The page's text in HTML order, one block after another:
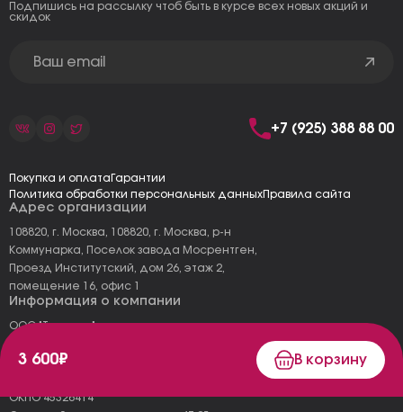
3 600₽ В корзину
Адрес организации
108820, г. Москва, 108820, г. Москва, р-н
Коммунарка, Поселок завода Мосрентген,
Проезд Институтский, дом 26, этаж 2,
помещение 16, офис 1
Информация о компании
ООО "Тоскана"
КПП: 775101001
ОКПО 45326414
Подпишись на рассылку чтоб быть в курсе всех новых акций и
скидок
+7 (925) 388 88 00
Покупка и оплата Гарантии
Политика обработки персональных данныхПравила сайта